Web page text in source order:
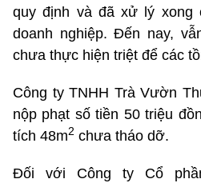
quy định và đã xử lý xong
doanh nghiệp. Đến nay,
chưa thực hiện triệt để các
Công ty TNHH Trà Vườn
nộp phạt số tiền 50 triệu
tích 48m2 chưa tháo dỡ.
Đối với Công ty Cổ